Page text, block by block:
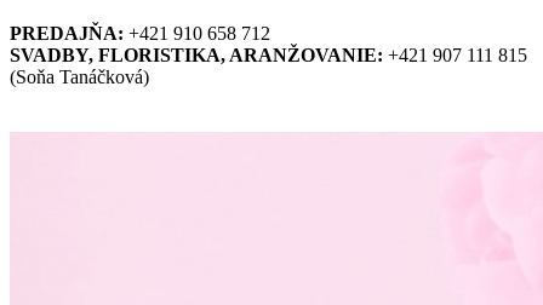
PREDAJŇA: +421 910 658 712
SVADBY, FLORISTIKA, ARANŽOVANIE: +421 907 111 815
(Soňa Tanáčková)